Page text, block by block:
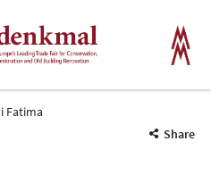
Fatima
Share